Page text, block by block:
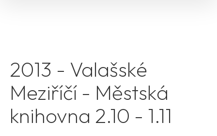
2013 - Valašské
Meziříčí - Městská
knihovna 2.10 - 1.11